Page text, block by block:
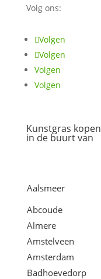
Volg ons:
Volgen
Volgen
Volgen
Volgen
Kunstgras kopen
in de buurt van
Aalsmeer
Abcoude
Almere
Amstelveen
Amsterdam
Badhoevedorp